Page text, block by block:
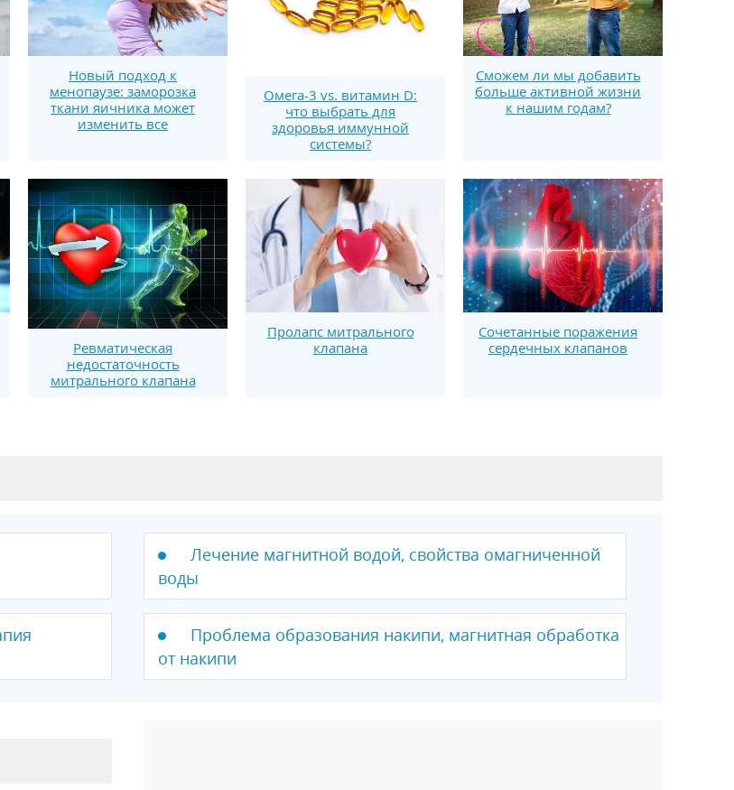
Новый подход к
менопаузе: заморозка
ткани яичника может
изменить все
Омега-3 vs. витамин D:
что выбрать для
здоровья иммунной
системы?
Сможем ли мы добавить
больше активной жизни
к нашим годам?
Ревматическая
недостаточность
митрального клапана
Пролапс митрального
клапана
Сочетанные поражения
сердечных клапанов
Лечение магнитной водой, свойства омагниченной
воды
Проблема образования накипи, магнитная обработка
от накипи